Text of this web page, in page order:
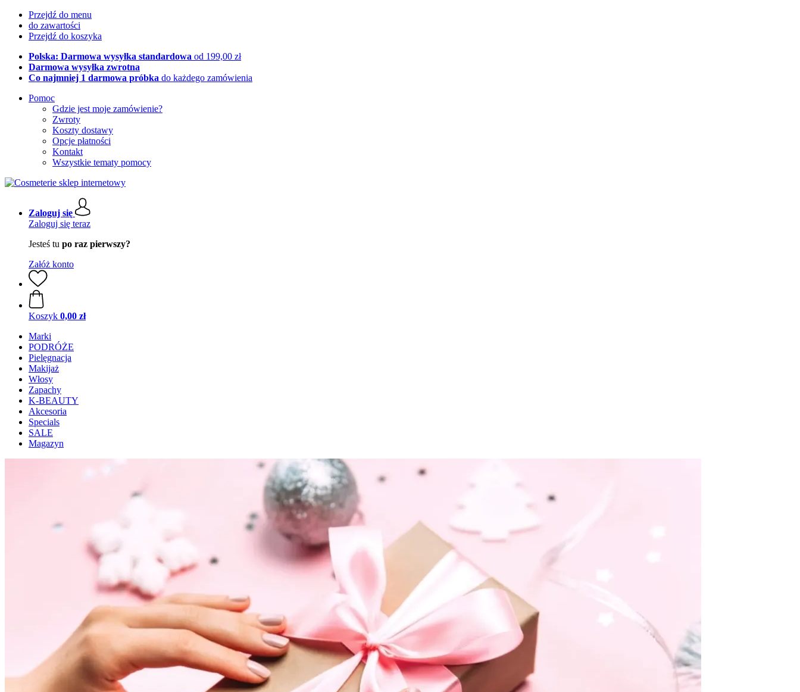
Przejdź do menu
do zawartości
Przejdź do koszyka
Polska: Darmowa wysyłka standardowa od 199,00 zł
Darmowa wysyłka zwrotna
Co najmniej 1 darmowa próbka do każdego zamówienia
Pomoc
Gdzie jest moje zamówienie?
Zwroty
Koszty dostawy
Opcje płatności
Kontakt
Wszystkie tematy pomocy
Zaloguj się
Zaloguj się teraz
Jesteś tu po raz pierwszy?
Załóż konto
Koszyk 0,00 zł
Marki
PODRÓŻE
Pielęgnacja
Makijaż
Włosy
Zapachy
K-BEAUTY
Akcesoria
Specials
SALE
Magazyn